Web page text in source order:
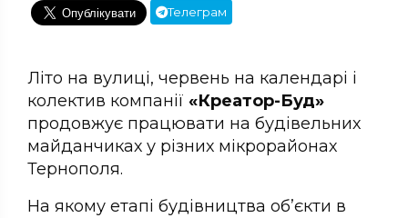
Телеграм
Літо на вулиці, червень на календарі і
колектив компанії «Креатор-Буд»
продовжує працювати на будівельних
майданчиках у різних мікрорайонах
Тернополя.
На якому етапі будівництва об’єкти в